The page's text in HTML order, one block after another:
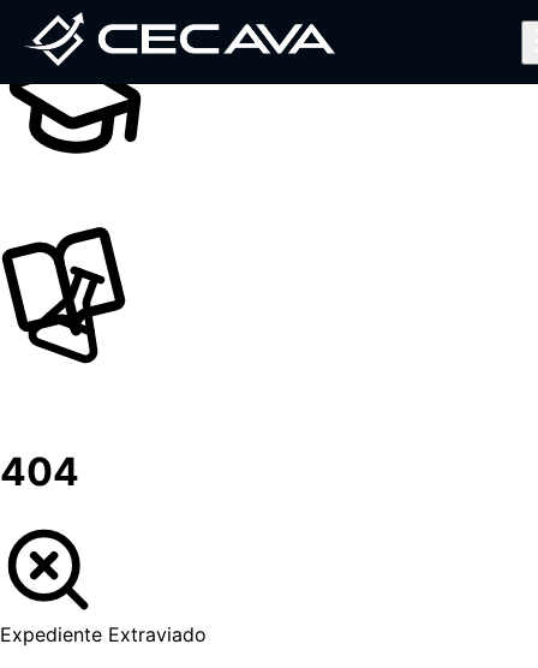
Nosotros
Valida tu CertificadoIngresar al Aula Virtual
404
Expediente Extraviado